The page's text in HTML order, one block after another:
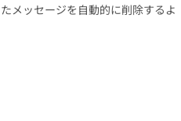
メッセージを自動的に削除するよ